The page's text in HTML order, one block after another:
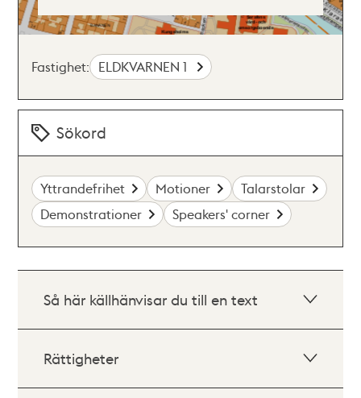
Fastighet: ELDKVARNEN 1
Sökord
Yttrandefrihet Motioner
Talarstolar
Demonstrationer
Speakers' corner
Så här källhänvisar du till en text
Rättigheter